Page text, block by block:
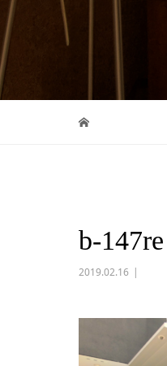
b-147re
2019.02.16